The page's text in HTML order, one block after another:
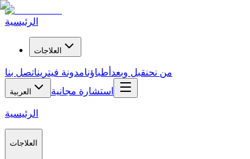
الرئيسية
العلاجات
من نحنقبل وبعد أطباؤنامدونة فيتريناتصل بنا
العربية استشارة مجانية
الرئيسية
العلاجات